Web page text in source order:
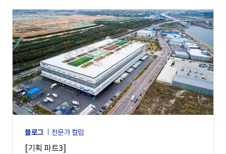
블로그 전문가 컬럼
[기획 파트3]